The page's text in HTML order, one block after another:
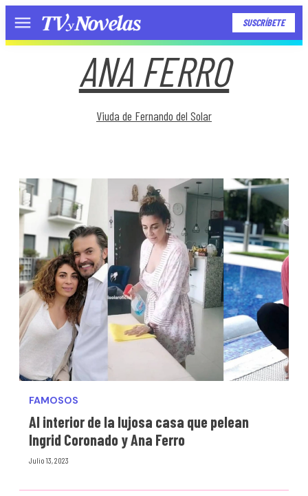
Menú SUSCRÍBETE
ANA FERRO
Viuda de Fernando del Solar
FAMOSOS
Al interior de la lujosa casa que pelean
Ingrid Coronado y Ana Ferro
Julio 13, 2023